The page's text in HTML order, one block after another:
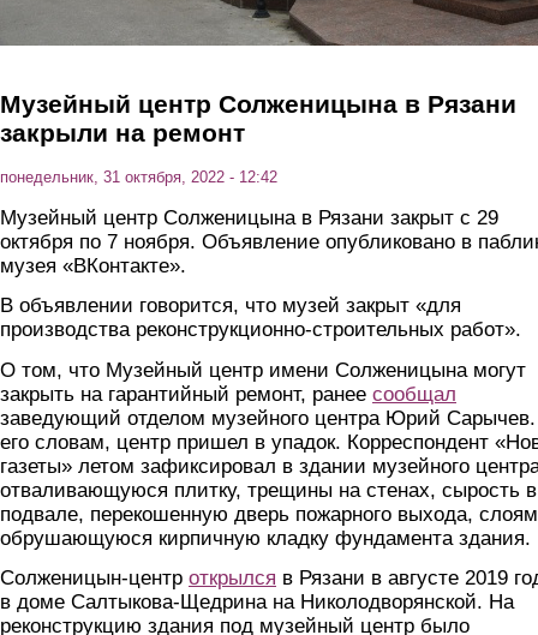
Музейный центр Солженицына в Рязани
закрыли на ремонт
понедельник, 31 октября, 2022 - 12:42
Музейный центр Солженицына в Рязани закрыт с 29
октября по 7 ноября. Объявление опубликовано в
музея «ВКонтакте».
В объявлении говорится, что музей закрыт «для
производства реконструкционно-строительных работ».
О том, что Музейный центр имени Солженицына могут
закрыть на гарантийный ремонт, ранее сообщал
заведующий отделом музейного центра Юрий
его словам, центр пришел в упадок. Корреспондент
газеты» летом зафиксировал в здании музейного
отваливающуюся плитку, трещины на стенах, сырость в
подвале, перекошенную дверь пожарного выхода,
обрушающуюся кирпичную кладку фундамента здания.
Солженицын-центр открылся в Рязани в августе 2019
в доме Салтыкова-Щедрина на Николодворянской. На
реконструкцию здания под музейный центр было